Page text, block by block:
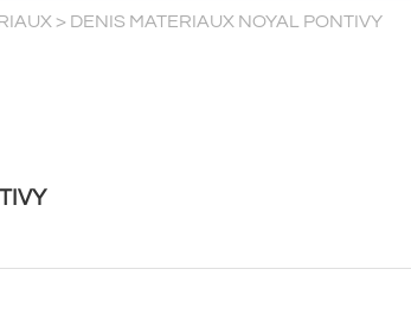
> DENIS MATERIAUX NOYAL PONTIVY